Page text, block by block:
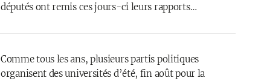
députés ont remis ces jours-ci leurs rapports…
Comme tous les ans, plusieurs partis politiques
organisent des universités d’été, fin août pour la